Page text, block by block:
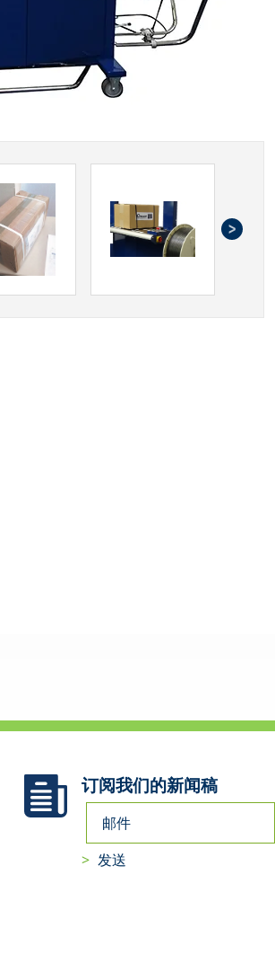
订阅我们的新闻稿